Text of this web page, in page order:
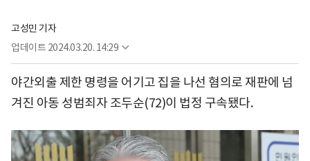
고성민 기자
업데이트 2024.03.20. 14:29
야간외출 제한 명령을 어기고 집을 나선 혐의로 재판에 넘
겨진 아동 성범죄자 조두순(72)이 법정 구속됐다.